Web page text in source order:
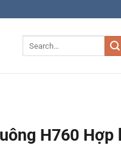
H760 Hợp